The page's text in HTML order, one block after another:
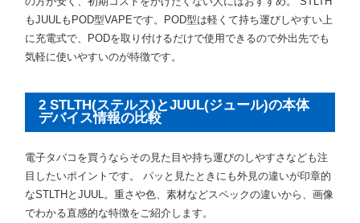
もJUULもPOD型VAPEです。POD型は軽くて持ち運びしやすい上
に充電式で、PODを取り付けるだけで使用できるので外出先でも
気軽に使いやすいのが特徴です。
2 STLTH(ステルス)とJUUL(ジュール)の本体
デバイス情報の比較
電子タバコを買うならその見た目や持ち運びのしやすさなども注
目したいポイントです。 パッと見たときにも外見の違いが印章的
なSTLTHとJUUL。重さや色、素材などスペックの違いから、画像
でわかる直感的な特徴をご紹介します。